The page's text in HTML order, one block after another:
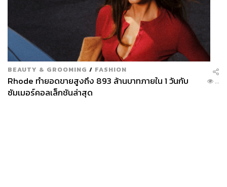
BEAUTY & GROOMING / FASHION
Rhode ทำยอดขายสูงถึง 893 ล้านบาทภายใน 1 วันกับ
ซัมเมอร์คอลเล็กชันล่าสุด
...